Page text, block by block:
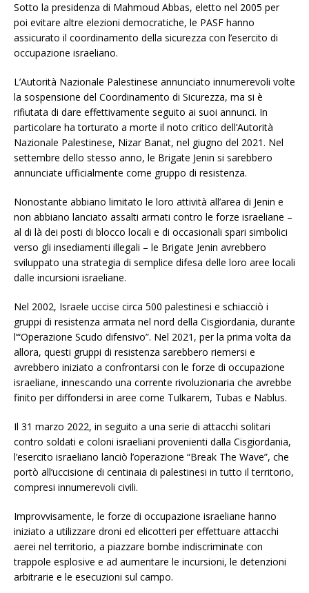
Sotto la presidenza di Mahmoud Abbas, eletto nel 2005 per
poi evitare altre elezioni democratiche, le PASF hanno
assicurato il coordinamento della sicurezza con l’esercito di
occupazione israeliano.
L’Autorità Nazionale Palestinese annunciato innumerevoli volte
la sospensione del Coordinamento di Sicurezza, ma si è
rifiutata di dare effettivamente seguito ai suoi annunci. In
particolare ha torturato a morte il noto critico dell’Autorità
Nazionale Palestinese, Nizar Banat, nel giugno del 2021. Nel
settembre dello stesso anno, le Brigate Jenin si sarebbero
annunciate ufficialmente come gruppo di resistenza.
Nonostante abbiano limitato le loro attività all’area di Jenin e
non abbiano lanciato assalti armati contro le forze israeliane –
al di là dei posti di blocco locali e di occasionali spari simbolici
verso gli insediamenti illegali – le Brigate Jenin avrebbero
sviluppato una strategia di semplice difesa delle loro aree locali
dalle incursioni israeliane.
Nel 2002, Israele uccise circa 500 palestinesi e schiacciò i
gruppi di resistenza armata nel nord della Cisgiordania, durante
l’“Operazione Scudo difensivo”. Nel 2021, per la prima volta da
allora, questi gruppi di resistenza sarebbero riemersi e
avrebbero iniziato a confrontarsi con le forze di occupazione
israeliane, innescando una corrente rivoluzionaria che avrebbe
finito per diffondersi in aree come Tulkarem, Tubas e Nablus.
Il 31 marzo 2022, in seguito a una serie di attacchi solitari
contro soldati e coloni israeliani provenienti dalla Cisgiordania,
l’esercito israeliano lanciò l’operazione “Break The Wave”, che
portò all’uccisione di centinaia di palestinesi in tutto il territorio,
compresi innumerevoli civili.
Improvvisamente, le forze di occupazione israeliane hanno
iniziato a utilizzare droni ed elicotteri per effettuare attacchi
aerei nel territorio, a piazzare bombe indiscriminate con
trappole esplosive e ad aumentare le incursioni, le detenzioni
arbitrarie e le esecuzioni sul campo.